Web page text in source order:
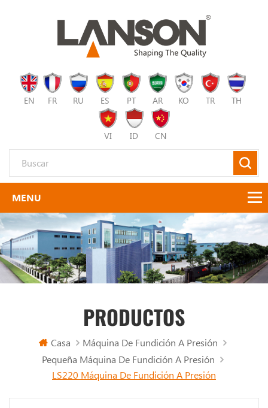
EN FR RU ES PT AR KO TR TH
VI ID CN
PRODUCTOS
Casa
Máquina De Fundición A Presión
Pequeña Máquina De Fundición A Presión
LS220 Máquina De Fundición A Presión